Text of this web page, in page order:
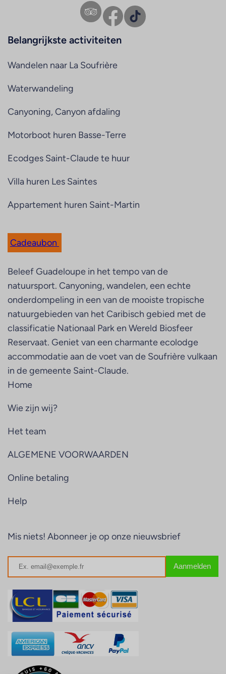
Facebook TikTok
Belangrijkste activiteiten
Wandelen naar La Soufrière
Waterwandeling
Canyoning, Canyon afdaling
Motorboot huren Basse-Terre
Ecodges Saint-Claude te huur
Villa huren Les Saintes
Appartement huren Saint-Martin
Cadeaubon
Beleef Guadeloupe in het tempo van de
natuursport. Canyoning, wandelen, een echte
onderdompeling in een van de mooiste tropische
natuurgebieden van het Caribisch gebied met de
classificatie Nationaal Park en Wereld Biosfeer
Reservaat. Geniet van een charmante ecolodge
accommodatie aan de voet van de Soufrière vulkaan
in de gemeente Saint-Claude.
Home
Wie zijn wij?
Het team
ALGEMENE VOORWAARDEN
Online betaling
Help
Mis niets! Abonneer je op onze nieuwsbrief